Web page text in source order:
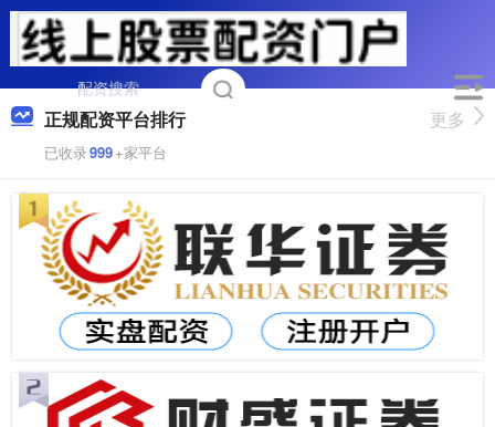
正规配资平台排行
已收录999+家平台
更多